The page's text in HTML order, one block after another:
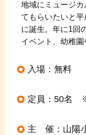
地域にミュージ
てもらいたいと
に誕生。年に1回
イベント、幼稚園
入場：無料
定員：50名
主 催：山陽